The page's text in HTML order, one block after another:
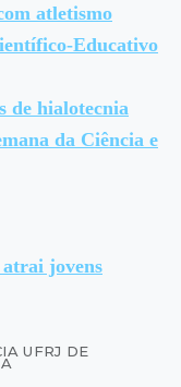
atletismo
Educativo
de hialotecnia
da Ciência e
jovens
UFRJ DE